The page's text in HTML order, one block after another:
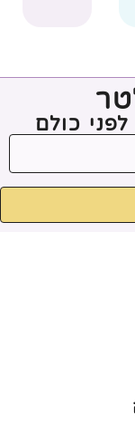
כולם